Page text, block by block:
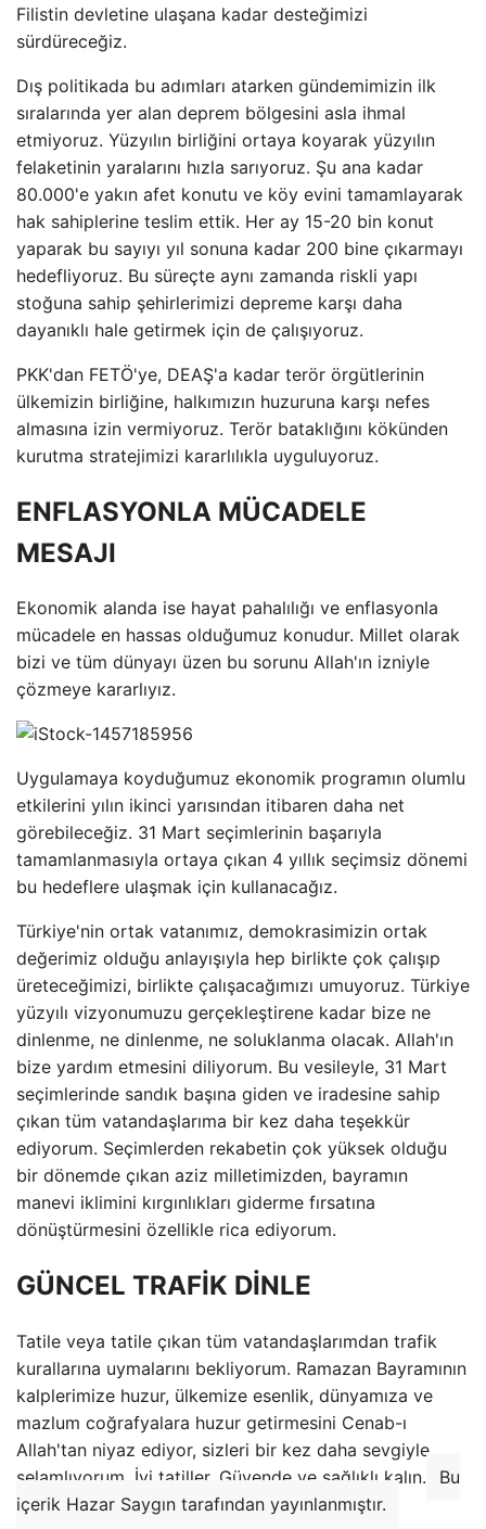
Filistin devletine ulaşana kadar desteğimizi
sürdüreceğiz.
Dış politikada bu adımları atarken gündemimizin ilk
sıralarında yer alan deprem bölgesini asla ihmal
etmiyoruz. Yüzyılın birliğini ortaya koyarak yüzyılın
felaketinin yaralarını hızla sarıyoruz. Şu ana kadar
80.000'e yakın afet konutu ve köy evini tamamlayarak
hak sahiplerine teslim ettik. Her ay 15-20 bin konut
yaparak bu sayıyı yıl sonuna kadar 200 bine çıkarmayı
hedefliyoruz. Bu süreçte aynı zamanda riskli yapı
stoğuna sahip şehirlerimizi depreme karşı daha
dayanıklı hale getirmek için de çalışıyoruz.
PKK'dan FETÖ'ye, DEAŞ'a kadar terör örgütlerinin
ülkemizin birliğine, halkımızın huzuruna karşı nefes
almasına izin vermiyoruz. Terör bataklığını kökünden
kurutma stratejimizi kararlılıkla uyguluyoruz.
ENFLASYONLA MÜCADELE
MESAJI
Ekonomik alanda ise hayat pahalılığı ve enflasyonla
mücadele en hassas olduğumuz konudur. Millet olarak
bizi ve tüm dünyayı üzen bu sorunu Allah'ın izniyle
çözmeye kararlıyız.
Uygulamaya koyduğumuz ekonomik programın olumlu
etkilerini yılın ikinci yarısından itibaren daha net
görebileceğiz. 31 Mart seçimlerinin başarıyla
tamamlanmasıyla ortaya çıkan 4 yıllık seçimsiz dönemi
bu hedeflere ulaşmak için kullanacağız.
Türkiye'nin ortak vatanımız, demokrasimizin ortak
değerimiz olduğu anlayışıyla hep birlikte çok çalışıp
üreteceğimizi, birlikte çalışacağımızı umuyoruz. Türkiye
yüzyılı vizyonumuzu gerçekleştirene kadar bize ne
dinlenme, ne dinlenme, ne soluklanma olacak. Allah'ın
bize yardım etmesini diliyorum. Bu vesileyle, 31 Mart
seçimlerinde sandık başına giden ve iradesine sahip
çıkan tüm vatandaşlarıma bir kez daha teşekkür
ediyorum. Seçimlerden rekabetin çok yüksek olduğu
bir dönemde çıkan aziz milletimizden, bayramın
manevi iklimini kırgınlıkları giderme fırsatına
dönüştürmesini özellikle rica ediyorum.
GÜNCEL TRAFİK DİNLE
Tatile veya tatile çıkan tüm vatandaşlarımdan trafik
kurallarına uymalarını bekliyorum. Ramazan Bayramının
kalplerimize huzur, ülkemize esenlik, dünyamıza ve
mazlum coğrafyalara huzur getirmesini Cenab-ı
Allah'tan niyaz ediyor, sizleri bir kez daha sevgiyle
selamlıyorum. İyi tatiller. Güvende ve sağlıklı kalın.
Bu
içerik Hazar Saygın tarafından yayınlanmıştır.